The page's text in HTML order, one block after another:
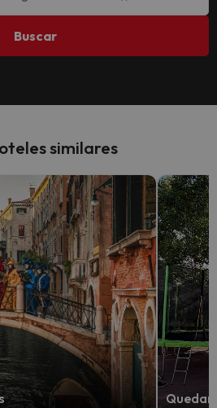
Buscar
similares